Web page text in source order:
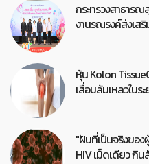
กระทรวงสาธาร
งานรณรงค์ส่งเส
หุ้น Kolon
เสื่อมล้มเหลวในระ
"ฝันที่เป็นจริงขอ
HIV เม็ดเดียว กิ